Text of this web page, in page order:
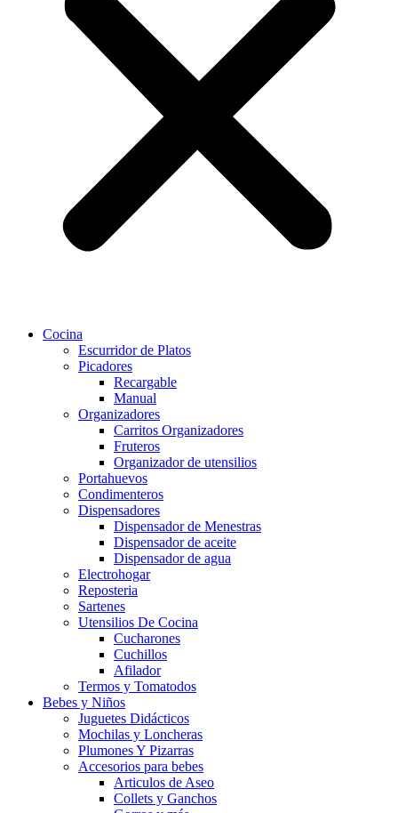
Cocina
Escurridor de Platos
Picadores
Recargable
Manual
Organizadores
Carritos Organizadores
Fruteros
Organizador de utensilios
Portahuevos
Condimenteros
Dispensadores
Dispensador de Menestras
Dispensador de aceite
Dispensador de agua
Electrohogar
Reposteria
Sartenes
Utensilios De Cocina
Cucharones
Cuchillos
Afilador
Termos y Tomatodos
Bebes y Niños
Juguetes Didácticos
Mochilas y Loncheras
Plumones Y Pizarras
Accesorios para bebes
Articulos de Aseo
Collets y Ganchos